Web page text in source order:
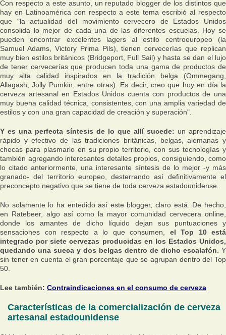
Con respecto a este asunto, un reputado blogger de los distintos que
hay en Latinoamérica con respecto a este tema escribió al respecto
que "la actualidad del movimiento cervecero de Estados Unidos
consolida lo mejor de cada una de las diferentes escuelas. Hoy se
pueden encontrar excelentes lagers al estilo centroeuropeo (la
Samuel Adams, Victory Prima Pils), tienen cervecerías que replican
muy bien estilos británicos (Bridgeport, Full Sail) y hasta se dan el lujo
de tener cervecerías que producen toda una gama de productos de
muy alta calidad inspirados en la tradición belga (Ommegang,
Allagash, Jolly Pumkin, entre otras). Es decir, creo que hoy en día la
cerveza artesanal en Estados Unidos cuenta con productos de una
muy buena calidad técnica, consistentes, con una amplia variedad de
estilos y con una gran capacidad de creación y superación"
Y es una perfecta síntesis de lo que allí sucede: un aprendizaje
rápido y efectivo de las tradiciones británicas, belgas, alemanas y
checas para plasmarlo en su propio territorio, con sus tecnologías y
también agregando interesantes detalles propios, consiguiendo, como
lo citado anteriormente, una interesante síntesis de lo mejor -y más
granado- del territorio europeo, desterrando así definitivamente el
preconcepto negativo que se tiene de toda cerveza estadounidense.
No solamente lo ha entedido así este blogger, claro está. De hecho,
en Ratebeer, algo así como la mayor comunidad cervecera online,
donde los amantes de dicho líquido dejan sus puntuaciones y
sensaciones con respecto a lo que consumen, el Top 10 está
integrado por siete cervezas producidas en los Estados Unidos,
quedando una sueca y dos belgas dentro de dicho escalafón . Y
sin tener en cuenta el gran porcentaje que se agrupan dentro del Top
50.
Lee también: Contraindicaciones en el consumo de cerveza
Características de la comercialización de cerveza
artesanal estadounidense